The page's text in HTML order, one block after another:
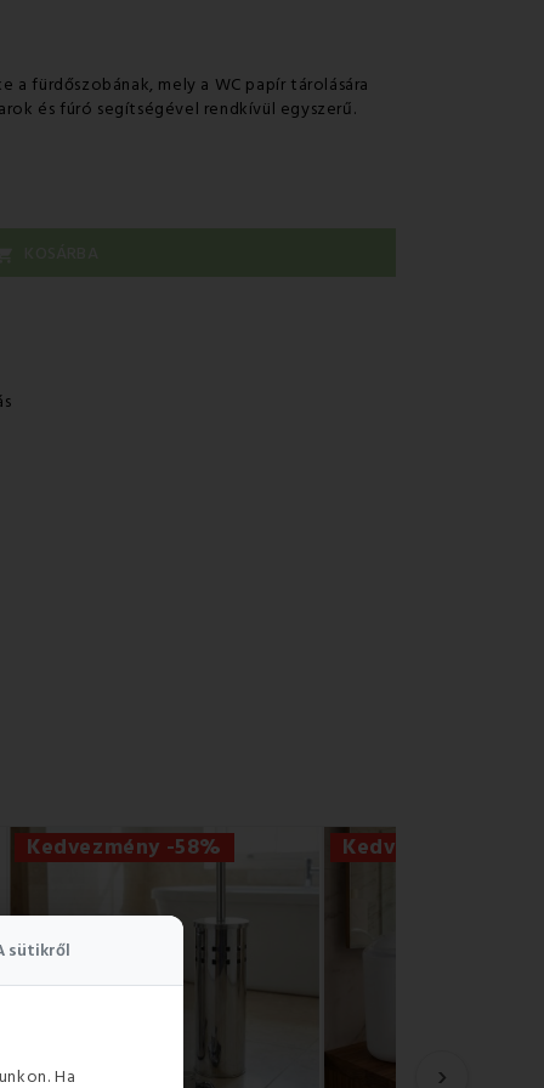
sütikről
Ha
a fürdőszobának, mely a WC papír tárolására
és fúró segítségével rendkívül egyszerű.
Kedvezmény -58% Kedvezmény -60%
›